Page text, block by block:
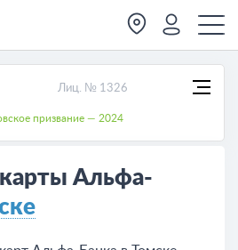
Лиц. № 1326
призвание — 2024
Альфа-